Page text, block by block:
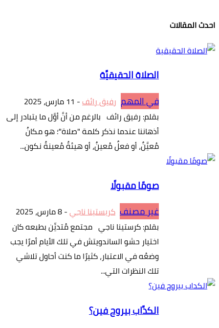
احدث المقالات
الصلاة الحقيقيَّة
في المهم رفيق رائف- 11 مارس، 2025
بقلم: رفيق رائف بالرغم من أنَّ أوَّل ما يتبادر إلى
أذهاننا عندما نذكر كلمة "صلاة"؛ هو مكانٌ
مُعيَّنٌ، أو فعلٌ مُعينٌ، أو هيئةٌ مُعينةٌ نكون...
صومًا مقبولًا
غير مصنف كريستينا ناجي-8 مارس، 2025
بقلم: كرستينا ناجي مجتمع مُتديِّن بطبعه كان
اختيار حشو الساندويتش في تلك الأيام أمرًا يجب
وضعُه في الاعتبار، كثيرًا ما كنت أحاول تلاشي
تلك النظرات التي...
الكدَّاب بيروح فين؟